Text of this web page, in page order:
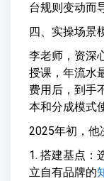
台规则变动而
四、实操场景
李老师，资深
授课，年流水
费用后，到手
本和分成模式
2025年初，他
1. 搭建基点：
立自有品牌的